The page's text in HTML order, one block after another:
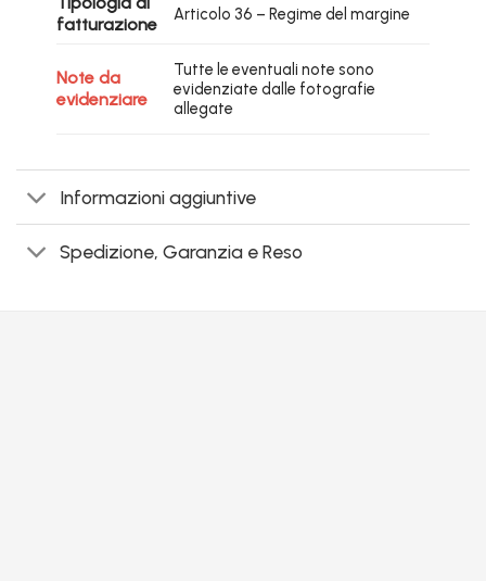
fatturazione
Articolo 36 – Regime del margine
Note da
evidenziare
Tutte le eventuali note sono
evidenziate dalle fotografie
allegate
Informazioni aggiuntive
Spedizione, Garanzia e Reso